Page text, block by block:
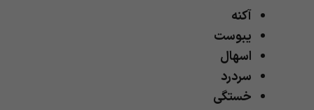
آکنه
یبوست
اسهال
سردرد
خستگی